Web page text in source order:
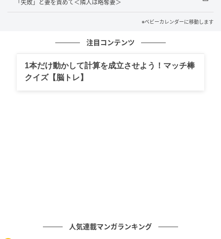
戌の日をお祝いするためでした。義母は義妹の妊娠を
とても喜び、出産後に義妹と赤ちゃんが義実家で暮ら
備するほど、義妹の出産が待ち遠しい様子でした。
「里帰りしない」と義妹に言われよほどショックだっ
たのか、その後の戌の日のお祝いでも、驚くほど静か
「失敗」と妻を責めて＜隣人は略奪妻＞
※ベビーカレンダーに移動します
注目コンテンツ
1本だけ動かして計算を成立させよう！マッチ棒
クイズ【脳トレ】
人気連載マンガランキング